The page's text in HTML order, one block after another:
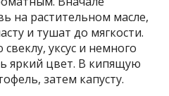
на растительном масле,
и тушат до мягкости.
уксус и немного
яркий цвет. В кипящую
затем капусту.